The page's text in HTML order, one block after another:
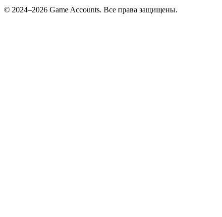
© 2024–2026 Game Accounts. Все права защищены.